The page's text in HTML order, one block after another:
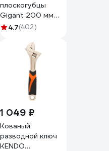
плоскогубцы
Gigant 200 мм
GCP 200
4.7(402)
1 049 ₽
Кованый
разводной ключ
KENDO